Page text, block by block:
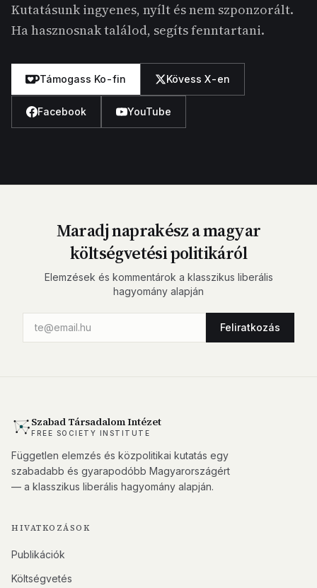
Kutatásunk ingyenes, nyílt és nem szponzorált.
Ha hasznosnak találod, segíts fenntartani.
Támogass Ko-fin Kövess X-en
Facebook YouTube
Maradj naprakész a magyar
költségvetési politikáról
Elemzések és kommentárok a klasszikus liberális
hagyomány alapján
Feliratkozás
Szabad Társadalom Intézet
FREE SOCIETY INSTITUTE
Független elemzés és közpolitikai kutatás egy
szabadabb és gyarapodóbb Magyarországért
— a klasszikus liberális hagyomány alapján.
HIVATKOZÁSOK
Publikációk
Költségvetés